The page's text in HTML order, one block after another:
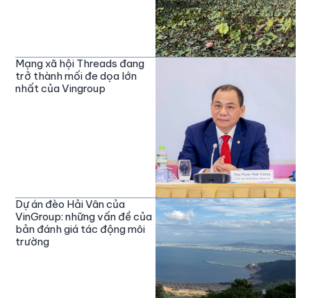
Mạng xã hội Threads đang
trở thành mối đe dọa lớn
nhất của Vingroup
Dự án đèo Hải Vân của
VinGroup: những vấn đề của
bản đánh giá tác động môi
trường